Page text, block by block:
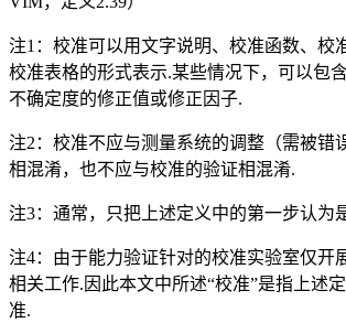
注1：校准可以用文字说明、校准函数、校
校准表格的形式表示.某些情况下，可以包
不确定度的修正值或修正因子.
注2：校准不应与测量系统的调整（需被错
相混淆，也不应与校准的验证相混淆.
注3：通常，只把上述定义中的第一步认为
注4：由于能力验证针对的校准实验室仅开
相关工作.因此本文中所述“校准”是指上述
准.